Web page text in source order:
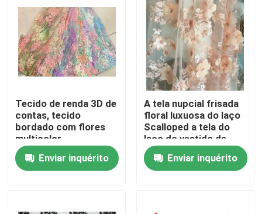
Casa
Tecido de renda 3D de
contas, tecido
bordado com flores
multicolor
Enviar inquérito
A tela nupcial frisada
floral luxuosa do laço
Scalloped a tela do
laço do vestido de
casamento da borda
Enviar inquérito